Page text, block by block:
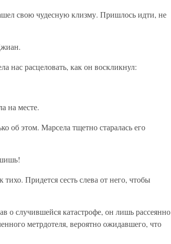
свою чудесную клизму. Пришлось идти, не
нас расцеловать, как он воскликнул:
на месте.
об этом. Марсела тщетно старалась его
Придется сесть слева от него, чтобы
о случившейся катастрофе, он лишь рассеянно
метрдотеля, вероятно ожидавшего, что